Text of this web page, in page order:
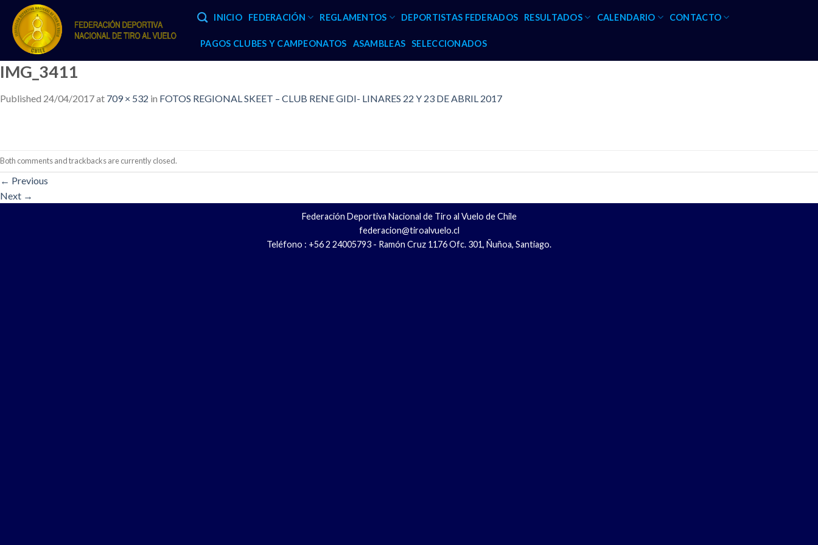
content
INICIO FEDERACIÓN REGLAMENTOS DEPORTISTAS FEDERADOS RESULTADOS CALENDARIO CONTACTO
PAGOS CLUBES Y CAMPEONATOS ASAMBLEAS SELECCIONADOS
IMG_3411
Published 24/04/2017at 709 × 532 in FOTOS REGIONAL SKEET – CLUB RENE GIDI- LINARES 22 Y 23 DE ABRIL 2017
Both comments and trackbacks are currently closed.
← Previous
Next →
Federación Deportiva Nacional de Tiro al Vuelo de Chile
federacion@tiroalvuelo.cl
Teléfono : +56 2 24005793 - Ramón Cruz 1176 Ofc. 301, Ñuñoa, Santiago.